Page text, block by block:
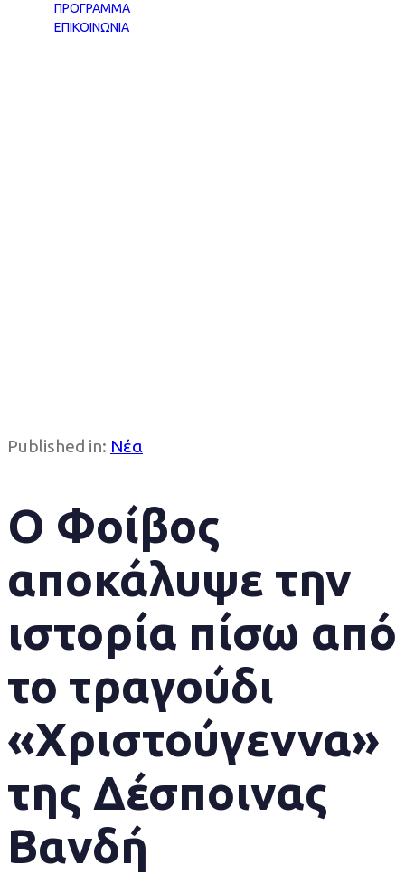
ΠΡΟΓΡΑΜΜΑ
ΕΠΙΚΟΙΝΩΝΙΑ
Published in: Νέα
O Φοίβος
αποκάλυψε την
ιστορία πίσω από
το τραγούδι
«Χριστούγεννα»
της Δέσποινας
Βανδή